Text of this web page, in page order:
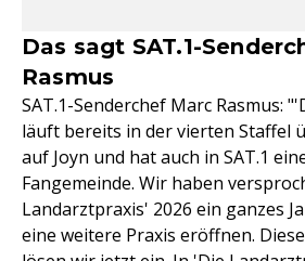
Das sagt SAT.1-
Rasmus
SAT.1-Senderchef Marc Rasmus:
läuft bereits in der vierten Staffel
auf Joyn und hat auch in SAT.1
Fangemeinde. Wir haben
Landarztpraxis' 2026 ein ganzes
eine weitere Praxis eröffnen.